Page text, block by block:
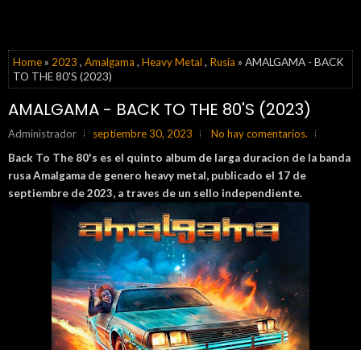
Home» 2023 , Amalgama , Heavy Metal , Rusia » AMALGAMA - BACK
TO THE 80'S (2023)
AMALGAMA - BACK TO THE 80'S (2023)
Administrador septiembre 30, 2023
No hay comentarios.
Back To The 80's es el quinto album de larga duracion de la banda
rusaAmalgama de genero heavy metal, publicado el 17 de
septiembre de 2023, a traves de un sello independiente.